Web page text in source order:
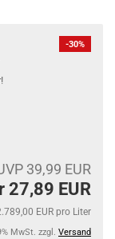
-30%
39,99 EUR
27,89 EUR
EUR pro Liter
MwSt. zzgl. Versand